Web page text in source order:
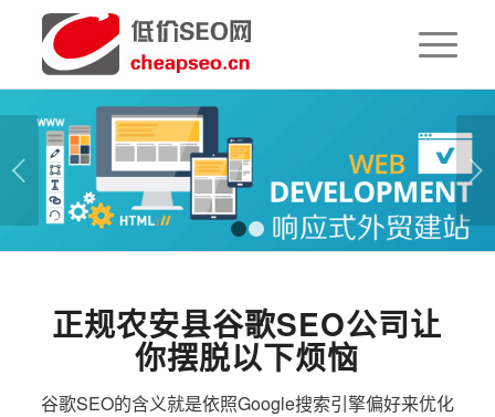
下一页
1 2
正规农安县谷歌SEO公司让
你摆脱以下烦恼
谷歌SEO的含义就是依照Google搜索引擎偏好来优化